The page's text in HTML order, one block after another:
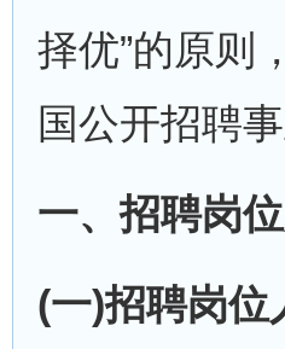
择优”的原则
国公开招聘
一、招聘岗
(一)招聘岗位